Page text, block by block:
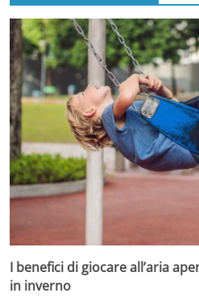
I benefici di giocare all’aria
in inverno